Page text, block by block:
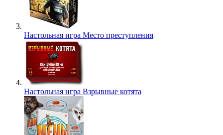
Настольная игра Место преступления
Настольная игра Взрывные котята